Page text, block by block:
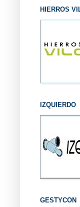
HIERROS
IZQUIERDO
GESTYCON